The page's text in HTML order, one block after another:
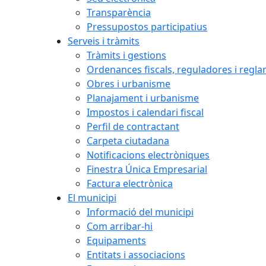
Transparència
Pressupostos participatius
Serveis i tràmits
Tràmits i gestions
Ordenances fiscals, reguladores i
Obres i urbanisme
Planajament i urbanisme
Impostos i calendari fiscal
Perfil de contractant
Carpeta ciutadana
Notificacions electròniques
Finestra Única Empresarial
Factura electrònica
El municipi
Informació del municipi
Com arribar-hi
Equipaments
Entitats i associacions